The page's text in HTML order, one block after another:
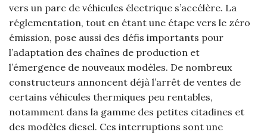
vers un parc de véhicules électrique s’accélère. La
réglementation, tout en étant une étape vers le zéro
émission, pose aussi des défis importants pour
l’adaptation des chaînes de production et
l’émergence de nouveaux modèles. De nombreux
constructeurs annoncent déjà l’arrêt de ventes de
certains véhicules thermiques peu rentables,
notamment dans la gamme des petites citadines et
des modèles diesel. Ces interruptions sont une